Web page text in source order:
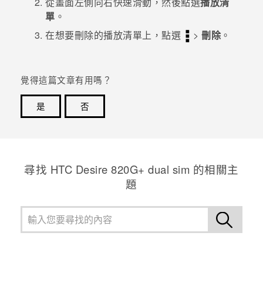
單 。
在想要刪除的播放清單上，點選
> 刪除。
覺得這篇文章有用嗎？
是
否
尋找 HTC Desire 820G+ dual sim 的相關主
題